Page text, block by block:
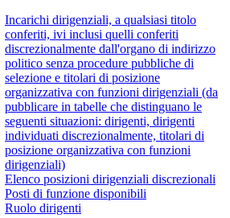
Incarichi dirigenziali, a qualsiasi titolo
conferiti, ivi inclusi quelli conferiti
discrezionalmente dall'organo di indirizzo
politico senza procedure pubbliche di
selezione e titolari di posizione
organizzativa con funzioni dirigenziali (da
pubblicare in tabelle che distinguano le
seguenti situazioni: dirigenti, dirigenti
individuati discrezionalmente, titolari di
posizione organizzativa con funzioni
dirigenziali)
Elenco posizioni dirigenziali discrezionali
Posti di funzione disponibili
Ruolo dirigenti